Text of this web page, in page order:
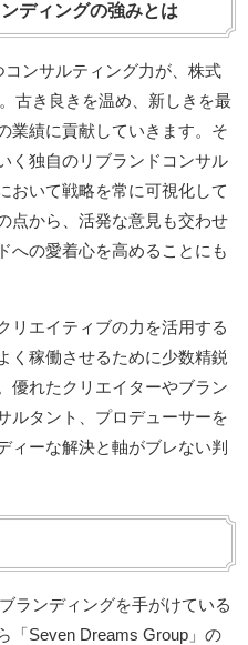
ディングの強みとは
ンサルティング力が、株式
古き良きを温め、新しきを最
業績に貢献していきます。そ
く独自のリブランドコンサル
おいて戦略を常に可視化して
点から、活発な意見も交わせ
への愛着心を高めることにも
リエイティブの力を活用する
く稼働させるために少数精鋭
優れたクリエイターやブラン
ルタント、プロデューサーを
ィーな解決と軸がブレない判
ランディングを手がけている
「Seven Dreams Group」の